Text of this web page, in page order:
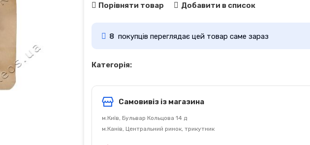
Порівняти товар Добавити в список
8 покупців переглядає цей товар саме зараз
Категорія:
Самовивіз із магазина
м.Київ, Бульвар Кольцова 14 д
м.Канів, Центральний ринок, трикутник